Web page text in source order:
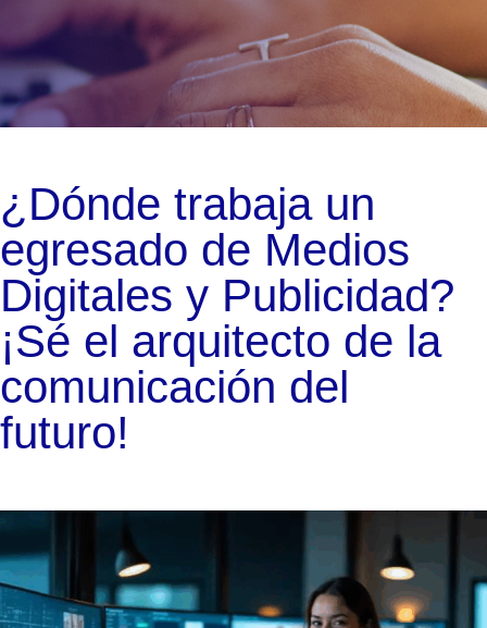
¿Dónde trabaja un
egresado de Medios
Digitales y Publicidad?
¡Sé el arquitecto de la
comunicación del
futuro!